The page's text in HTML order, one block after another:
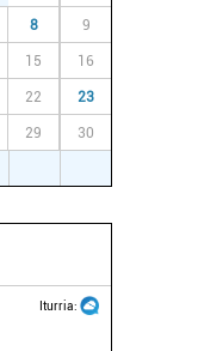
8 9
15 16
22 23
29 30
Iturria: